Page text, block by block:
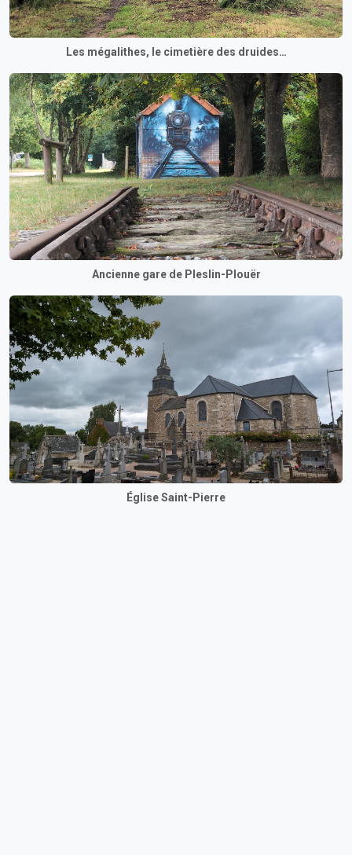
Les mégalithes, le cimetière des druides…
Ancienne gare de Pleslin-Plouër
Église Saint-Pierre